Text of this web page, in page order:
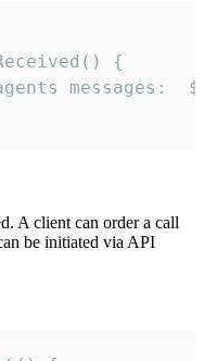
{
A client can order a call
be initiated via API